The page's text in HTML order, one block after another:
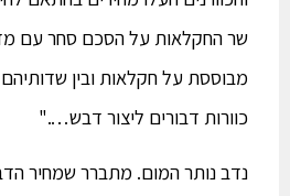
שר החקלאות על הסכם סחר עם
מבוססת על חקלאות ובין
כוורות דבורים ליצור דבש…."
נדב נותר המום. מתברר שמחיר